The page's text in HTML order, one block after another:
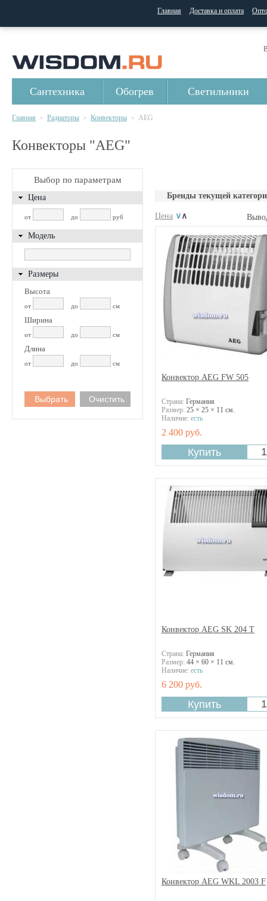
Главная Доставка и оплата
Сантехника Обогрев Светильники
Главная > Радиаторы > Конвекторы > AEG
Конвекторы "AEG"
Выбор по параметрам
Цена
от до руб
Модель
Размеры
Высота
от до см
Ширина
от до см
Длина
от до см
Бренды текущей
Цена ∨ ∧
Конвектор AEG FW 505
Страна: Германия
Размер: 25 × 25 × 11 см.
Наличие: есть
2 400 руб.
Конвектор AEG SK 204 T
Страна: Германия
Размер: 44 × 60 × 11 см.
Наличие: есть
6 200 руб.
Конвектор AEG WKL 2003 F